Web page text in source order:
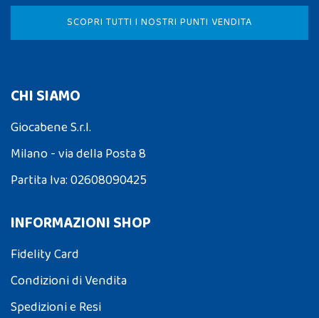
SCOPRI TUTTI I NOSTRI PUNTI VENDITA
CHI SIAMO
Giocabene S.r.l.
Milano - via della Posta 8
Partita Iva: 02608090425
INFORMAZIONI SHOP
Fidelity Card
Condizioni di Vendita
Spedizioni e Resi